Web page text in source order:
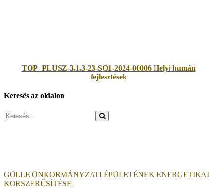
TOP_PLUSZ-3.1.3-23-SO1-2024-00006 Helyi humán
fejlesztések
Keresés az oldalon
Search
for:
GÖLLE ÖNKORMÁNYZATI ÉPÜLETÉNEK ENERGETIKAI
KORSZERŰSÍTÉSE